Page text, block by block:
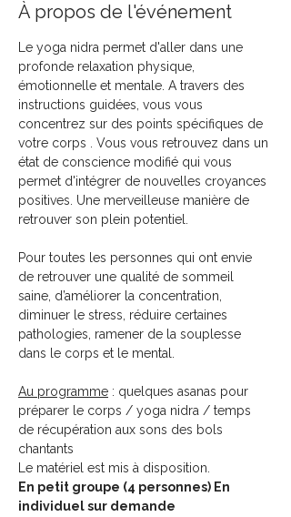
À propos de l'événement
Le yoga nidra permet d'aller dans une
profonde relaxation physique,
émotionnelle et mentale. A travers des
instructions guidées, vous vous
concentrez sur des points spécifiques de
votre corps . Vous vous retrouvez dans un
état de conscience modifié qui vous
permet d'intégrer de nouvelles croyances
positives. Une merveilleuse manière de
retrouver son plein potentiel.
Pour toutes les personnes qui ont envie
de retrouver une qualité de sommeil
saine, d’améliorer la concentration,
diminuer le stress, réduire certaines
pathologies, ramener de la souplesse
dans le corps et le mental.
Au programme : quelques asanas pour
préparer le corps / yoga nidra / temps
de récupération aux sons des bols
chantants
Le matériel est mis à disposition.
En petit groupe (4 personnes) En
individuel sur demande